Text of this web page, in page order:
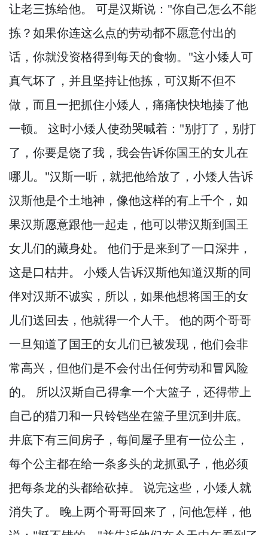
让老三拣给他。
可是汉斯说："你自己怎么不能
拣？如果你连这么点的劳动都不愿意付出的
话， 你就没资格得到每天的食物。 "这小矮人可
真气坏了， 并且坚持让他拣， 可汉斯不但不
做， 而且一把抓住小矮人， 痛痛快快地揍了他
一顿。
这时小矮人使劲哭喊着："别打了， 别打
了， 你要是饶了我， 我会告诉你国王的女儿在
哪儿。 "汉斯一听， 就把他给放了， 小矮人告诉
汉斯他是个土地神， 像他这样的有上千个， 如
果汉斯愿意跟他一起走， 他可以带汉斯到国王
女儿们的藏身处。
他们于是来到了一口深井，
这是口枯井。
小矮人告诉汉斯他知道汉斯的同
伴对汉斯不诚实， 所以， 如果他想将国王的女
儿们送回去， 他就得一个人干。
他的两个哥哥
一旦知道了国王的女儿们已被发现， 他们会非
常高兴， 但他们是不会付出任何劳动和冒风险
的。
所以汉斯自己得拿一个大篮子， 还得带上
自己的猎刀和一只铃铛坐在篮子里沉到井底。
井底下有三间房子， 每间屋子里有一位公主，
每个公主都在给一条多头的龙抓虱子， 他必须
把每条龙的头都给砍掉。
说完这些， 小矮人就
消失了。
晚上两个哥哥回来了， 问他怎样， 他